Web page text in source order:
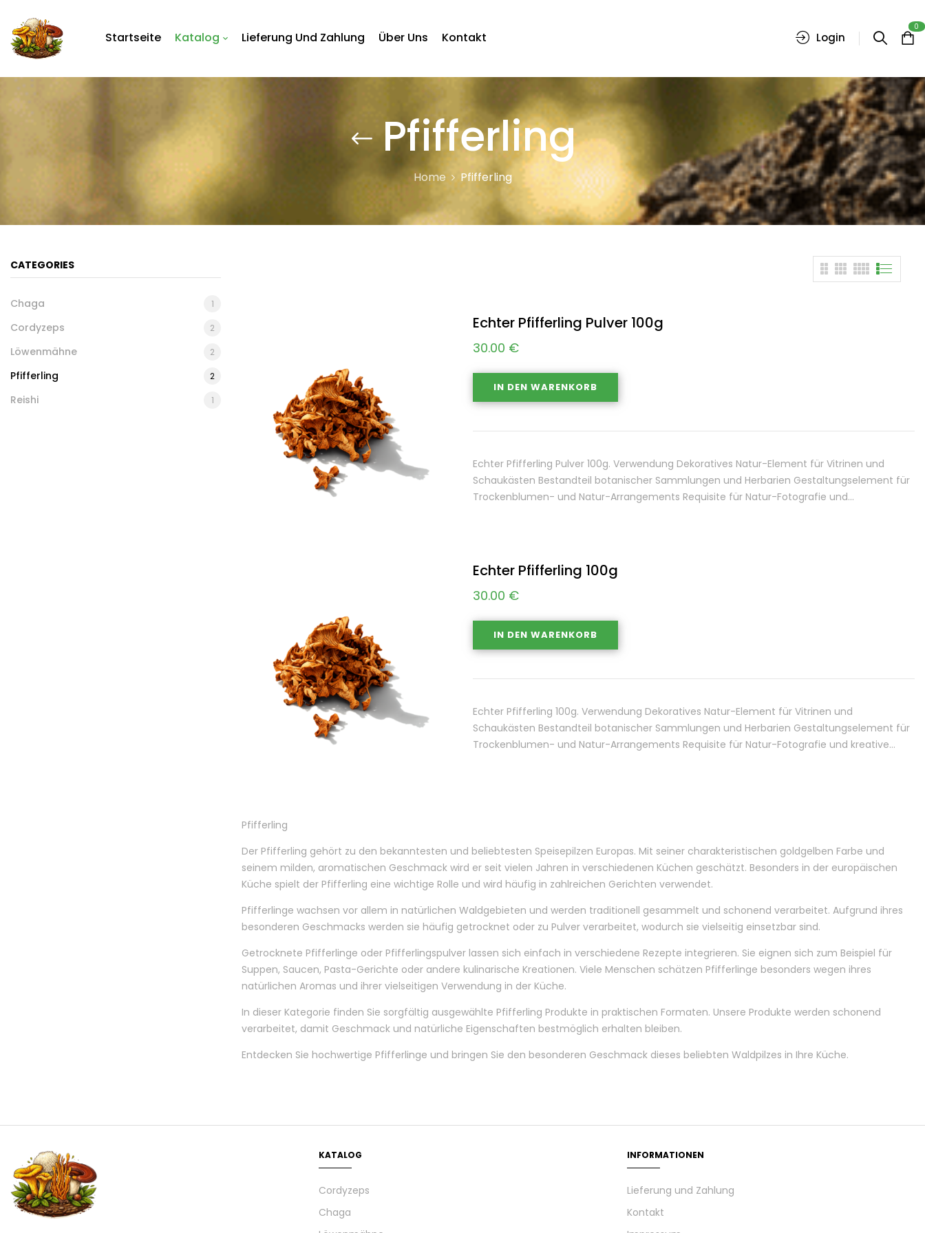
Startseite Katalog Lieferung Und Zahlung Über Uns Kontakt Login
0
Pfifferling
Home Pfifferling
CATEGORIES
Chaga 1
Cordyzeps 2
Löwenmähne 2
Pfifferling 2
Reishi 1
Echter Pfifferling Pulver 100g
30.00 €
IN DEN WARENKORB
Echter Pfifferling Pulver 100g. Verwendung Dekoratives Natur-Element für Vitrinen und
Schaukästen Bestandteil botanischer Sammlungen und Herbarien Gestaltungselement für
Trockenblumen- und Natur-Arrangements Requisite für Natur-Fotografie und…
Echter Pfifferling 100g
30.00 €
IN DEN WARENKORB
Echter Pfifferling 100g. Verwendung Dekoratives Natur-Element für Vitrinen und
Schaukästen Bestandteil botanischer Sammlungen und Herbarien Gestaltungselement für
Trockenblumen- und Natur-Arrangements Requisite für Natur-Fotografie und kreative…
Pfifferling
Der Pfifferling gehört zu den bekanntesten und beliebtesten Speisepilzen Europas. Mit seiner charakteristischen goldgelben Farbe und
seinem milden, aromatischen Geschmack wird er seit vielen Jahren in verschiedenen Küchen geschätzt. Besonders in der europäischen
Küche spielt der Pfifferling eine wichtige Rolle und wird häufig in zahlreichen Gerichten verwendet.
Pfifferlinge wachsen vor allem in natürlichen Waldgebieten und werden traditionell gesammelt und schonend verarbeitet. Aufgrund ihres
besonderen Geschmacks werden sie häufig getrocknet oder zu Pulver verarbeitet, wodurch sie vielseitig einsetzbar sind.
Getrocknete Pfifferlinge oder Pfifferlingspulver lassen sich einfach in verschiedene Rezepte integrieren. Sie eignen sich zum Beispiel für
Suppen, Saucen, Pasta-Gerichte oder andere kulinarische Kreationen. Viele Menschen schätzen Pfifferlinge besonders wegen ihres
natürlichen Aromas und ihrer vielseitigen Verwendung in der Küche.
In dieser Kategorie finden Sie sorgfältig ausgewählte Pfifferling Produkte in praktischen Formaten. Unsere Produkte werden schonend
verarbeitet, damit Geschmack und natürliche Eigenschaften bestmöglich erhalten bleiben.
Entdecken Sie hochwertige Pfifferlinge und bringen Sie den besonderen Geschmack dieses beliebten Waldpilzes in Ihre Küche.
KATALOG
Cordyzeps
Chaga
INFORMATIONEN
Lieferung und Zahlung
Kontakt